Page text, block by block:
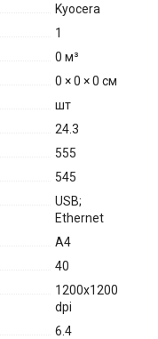
Kyocera
1
0 м³
0 × 0 × 0 см
шт
24.3
555
545
USB;
Ethernet
A4
40
1200x1200
dpi
6.4